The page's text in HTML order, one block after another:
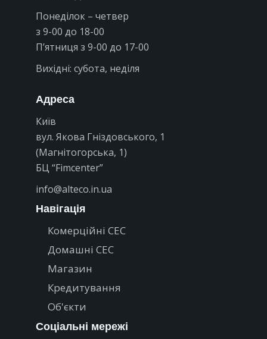
Понеділок – четвер
з 9-00 до 18-00
П’ятниця з 9-00 до 17-00
Вихідні: субота, неділя
Адреса
Київ
вул. Якова Гніздовського, 1
(Магнітогорська, 1)
БЦ “Fimcenter”
info@alteco.in.ua
Навігація
Комерційні СЕС
Домашні СЕС
Магазин
Кредитування
Об'єкти
Соціальні мережі